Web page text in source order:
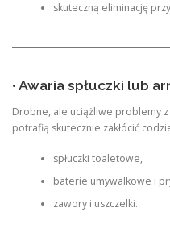
skuteczną eliminację
• Awaria spłuczki lub
Drobne, ale uciążliwe problemy
potrafią skutecznie zakłócić
spłuczki toaletowe,
baterie umywalkowe i
zawory i uszczelki.